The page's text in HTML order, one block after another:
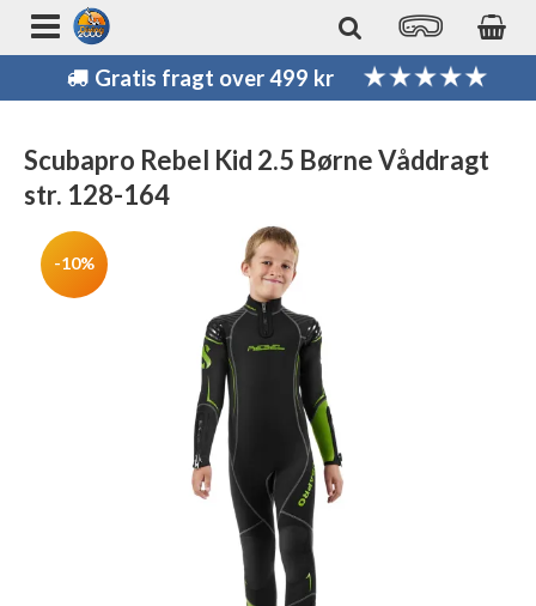
Gratis fragt over 499 kr
Scubapro Rebel Kid 2.5 Børne Våddragt
str. 128-164
-10%